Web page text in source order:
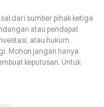
dari sumber pihak ketiga
atau pendapat
atau hukum.
Mohon jangan hanya
keputusan. Untuk